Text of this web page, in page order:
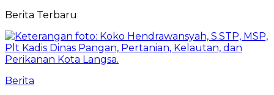
Berita Terbaru
Berita